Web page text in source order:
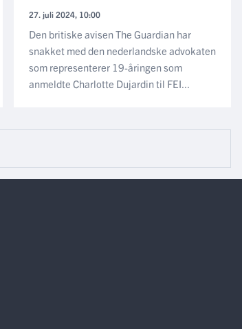
27. juli 2024, 10:00
Den britiske avisen The Guardian har
snakket med den nederlandske advokaten
som representerer 19-åringen som
anmeldte Charlotte Dujardin til FEI...